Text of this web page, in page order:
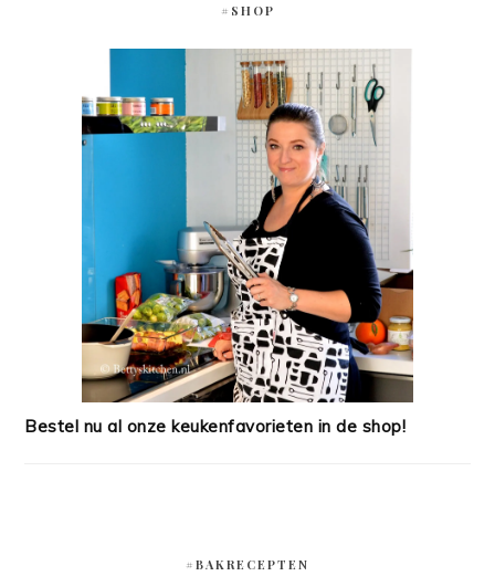
#SHOP
Bestel nu al onze keukenfavorieten in de shop!
#BAKRECEPTEN